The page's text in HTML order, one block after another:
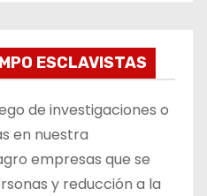
ESCLAVISTAS
de investigaciones o
en nuestra
empresas que se
y reducción a la